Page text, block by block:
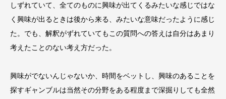
しずれていて、全てのものに興味が出てくるみたいな感じではな
く興味が出るときは後から来る、みたいな意味だったように感じ
た。でも、解釈がずれていてもこの質問への答えは自分はあまり
考えたことのない考え方だった。
興味がでないんじゃないか、時間をベットし、興味のあることを
探すギャンブルは当然その分野をある程度まで深掘りしても全然